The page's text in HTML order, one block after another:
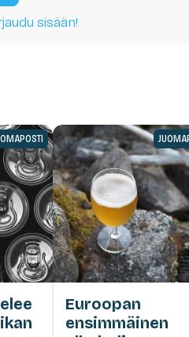
sisään!
Euroopan
ensimmäinen